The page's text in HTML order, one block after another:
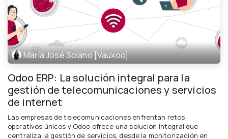
María José Solano [Vauxoo]
Odoo ERP: La solución integral para la
gestión de telecomunicaciones y servicios
de internet
Las empresas de telecomunicaciones enfrentan retos
operativos únicos y Odoo ofrece una solución integral que
centraliza la gestión de servicios, desde la monitorización en